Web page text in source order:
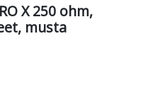
X 250 ohm,
musta